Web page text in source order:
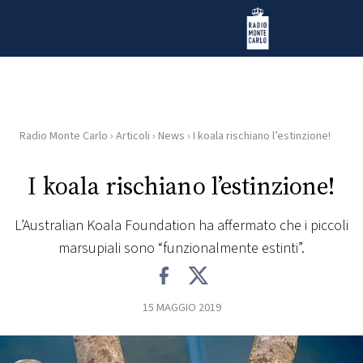
Radio Monte Carlo
HOME
RADIO
WEB
RADIO
Radio Monte Carlo › Articoli › News › I koala rischiano l’estinzione!
I koala rischiano l’estinzione!
L’Australian Koala Foundation ha affermato che i piccoli
marsupiali sono “funzionalmente estinti”.
15 MAGGIO 2019